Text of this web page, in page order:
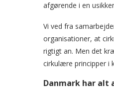
afgørende i en
Vi ved fra
organisationer, at
rigtigt an. Men det
cirkulære principper i
Danmark har alt